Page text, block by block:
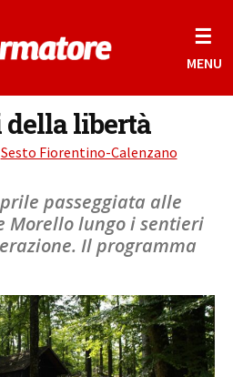
☰
MENU
della libertà
Sesto Fiorentino-Calenzano
passeggiata alle
Morello lungo i sentieri
Il programma